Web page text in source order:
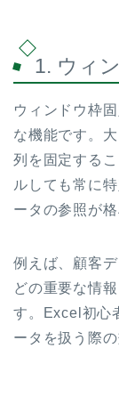
1. ウィ
ウィンドウ枠
な機能です。
列を固定する
ルしても常に
ータの参照が
例えば、顧客
どの重要な情
す。Excel初心
ータを扱う際